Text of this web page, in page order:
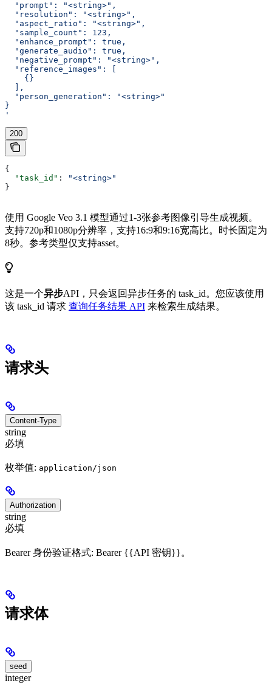
  "prompt": "<string>",
  "resolution": "<string>",
  "aspect_ratio": "<string>",
  "sample_count": 123,
  "enhance_prompt": true,
  "generate_audio": true,
  "negative_prompt": "<string>",
  "reference_images": [
    {}
  ],
  "person_generation": "<string>"
}
'
200
{
  "task_id"
:
"<string>"
}
使用 Google Veo 3.1 模型通过1-3张参考图像引导生成视频。
支持720p和1080p分辨率，支持16:9和9:16宽高比。时长固定为
8秒。参考类型仅支持asset。
这是一个异步API，只会返回异步任务的 task_id。您应该使用
该 task_id 请求 查询任务结果 API 来检索生成结果。
请求头
Content-Type
string
必填
枚举值: application/json
Authorization
string
必填
Bearer 身份验证格式: Bearer {{API 密钥}}。
请求体
seed
integer